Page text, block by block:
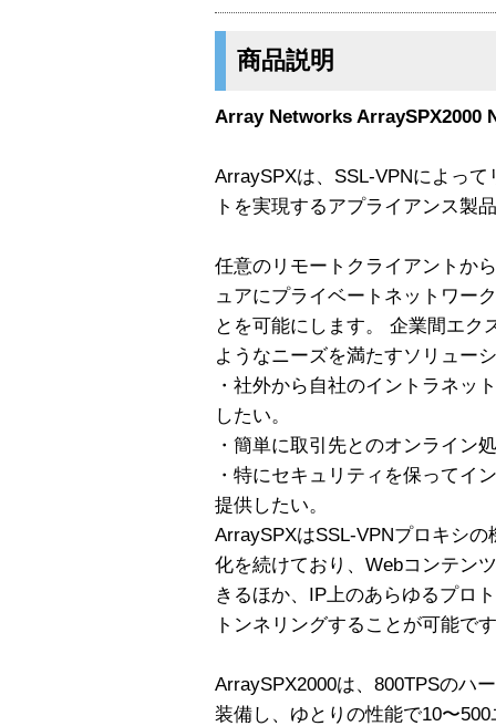
商品説明
Array Networks ArraySPX2000
ArraySPXは、SSL-VPNによっ
トを実現するアプライアンス製
任意のリモートクライアントか
ュアにプライベートネットワー
とを可能にします。 企業間エク
ようなニーズを満たすソリュー
・社外から自社のイントラネッ
したい。
・簡単に取引先とのオンライン
・特にセキュリティを保ってイ
提供したい。
ArraySPXはSSL-VPNプロキシ
化を続けており、Webコンテン
きるほか、IP上のあらゆるプロ
トンネリングすることが可能で
ArraySPX2000は、800TPSのハ
装備し、ゆとりの性能で10〜